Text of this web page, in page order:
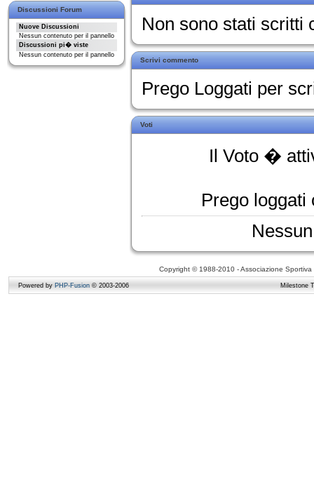
Discussioni Forum
Nuove Discussioni
Nessun contenuto per il pannello
Discussioni pi� viste
Nessun contenuto per il pannello
Non sono stati scritti
Scrivi commento
Prego Loggati per
Voti
Il Voto �
Prego loggati
Copyright © 1988-2010 - Associazione
Powered by PHP-Fusion © 2003-2006 Milestone